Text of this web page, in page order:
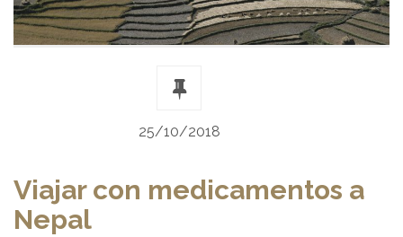
25/10/2018
Viajar con medicamentos a
Nepal